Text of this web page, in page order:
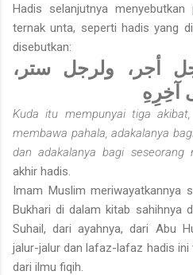
Hadis selanjutnya
ternak unta, seperti hadis yang
disebutkan:
أجر، ولرجل ستر،
آخِرِهِ
Kuda itu mempunyai tiga
membawa pahala, adakalanya
dan adakalanya bagi seseorang
akhir hadis.
Imam Muslim meriwayatkannya
Bukhari di dalam kitab sahihnya
Suhail, dari ayahnya, dari Abu
jalur-jalur dan lafaz-lafaz hadis
dari ilmu fiqih.